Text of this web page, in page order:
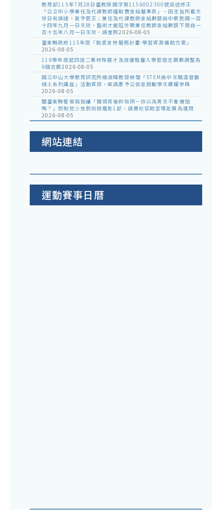
教育部115年7月28日臺教授國字第1156002300號函送修正
「公立中小學兼任及代課教師鐘點費支給基準表」，因主旨所載生
效日有誤繕，爰予更正；兼任及代課教師支給數額自中華民國一百
十四年九月一日生效，藝術才能班外聘兼任教師支給數額下限自一
百十五年八月一日生效，請查照2026-08-05
臺東縣政府115年度「脫貧支持服務計畫-學習資源補助方案」
2026-08-05
116學年度起四技二專特殊選才及技優甄審入學管道志願數調整為
6個志願2026-08-05
國立中山大學教育研究所楊淑晴教授辦理「STEM高中生職涯發展
線上系列講座」活動資訊，敬請惠予公告並鼓勵學生踴躍參與
2026-08-05
關臺東縣警察局拍攝「鏡頭背後的陷阱－你以為男生不會被拍
嗎？」防制兒少性剝削微電影1部，請貴校協助宣導並廣為運用
2026-08-05
網站連結
運動賽事日曆